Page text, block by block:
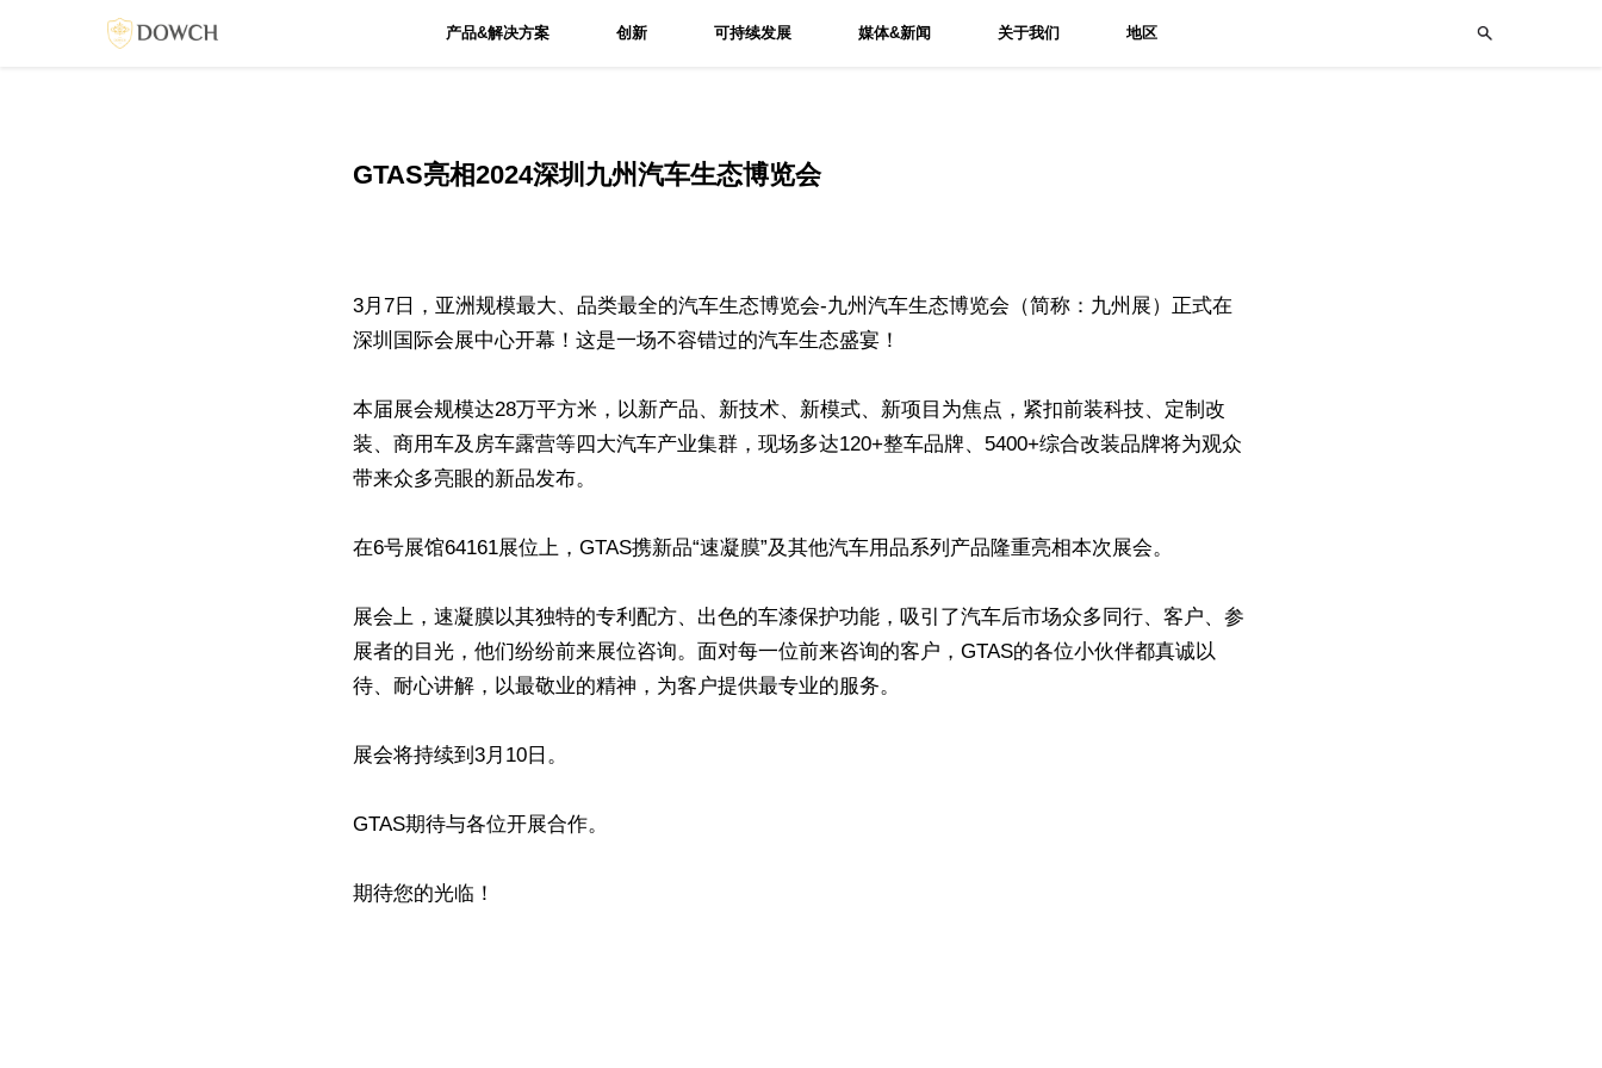
产品&解决方案 创新 可持续发展 媒体&新闻 关于我们 地区
GTAS亮相2024深圳九州汽车生态博览会
3月7日，亚洲规模最大、品类最全的汽车生态博览会-九州汽车生态博览会（简称：九州展）正式在
深圳国际会展中心开幕！这是一场不容错过的汽车生态盛宴！
本届展会规模达28万平方米，以新产品、新技术、新模式、新项目为焦点，紧扣前装科技、定制改
装、商用车及房车露营等四大汽车产业集群，现场多达120+整车品牌、5400+综合改装品牌将为观众
带来众多亮眼的新品发布。
在6号展馆64161展位上，GTAS携新品“速凝膜”及其他汽车用品系列产品隆重亮相本次展会。
展会上，速凝膜以其独特的专利配方、出色的车漆保护功能，吸引了汽车后市场众多同行、客户、参
展者的目光，他们纷纷前来展位咨询。面对每一位前来咨询的客户，GTAS的各位小伙伴都真诚以
待、耐心讲解，以最敬业的精神，为客户提供最专业的服务。
展会将持续到3月10日。
GTAS期待与各位开展合作。
期待您的光临！